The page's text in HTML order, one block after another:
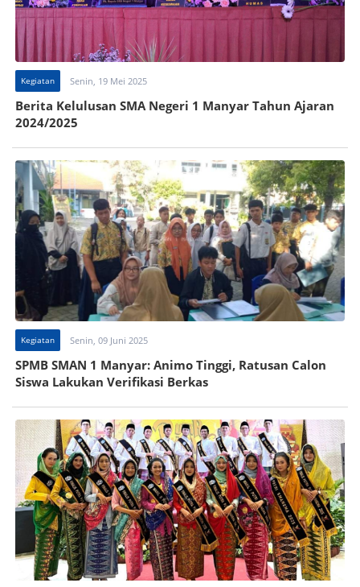
Kegiatan Senin, 19 Mei 2025
Berita Kelulusan SMA Negeri 1 Manyar Tahun Ajaran
2024/2025
Kegiatan Senin, 09 Juni 2025
SPMB SMAN 1 Manyar: Animo Tinggi, Ratusan Calon
Siswa Lakukan Verifikasi Berkas